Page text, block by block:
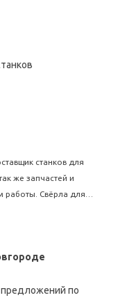
станков для
же запчастей и
работы. Свёрла для…
предложений по